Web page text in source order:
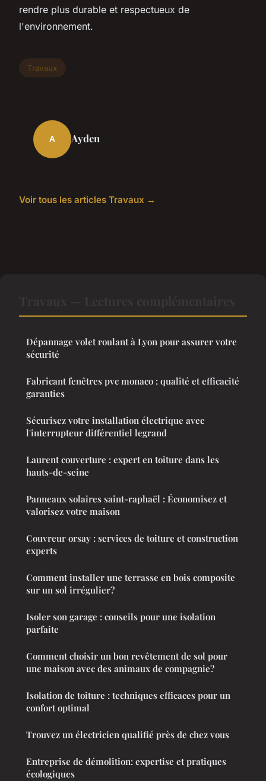
rendre plus durable et respectueux de
l'environnement.
Travaux
A Ayden
Voir tous les articles Travaux →
Dépannage volet roulant à Lyon pour assurer votre
sécurité
Fabricant fenêtres pvc monaco : qualité et efficacité
garanties
Sécurisez votre installation électrique avec
l'interrupteur différentiel legrand
Laurent couverture : expert en toiture dans les
hauts-de-seine
Panneaux solaires saint-raphaël : Économisez et
valorisez votre maison
Couvreur orsay : services de toiture et construction
experts
Comment installer une terrasse en bois composite
sur un sol irrégulier?
Isoler son garage : conseils pour une isolation
parfaite
Comment choisir un bon revêtement de sol pour
une maison avec des animaux de compagnie?
Isolation de toiture : techniques efficaces pour un
confort optimal
Trouvez un électricien qualifié près de chez vous
Entreprise de démolition: expertise et pratiques
écologiques